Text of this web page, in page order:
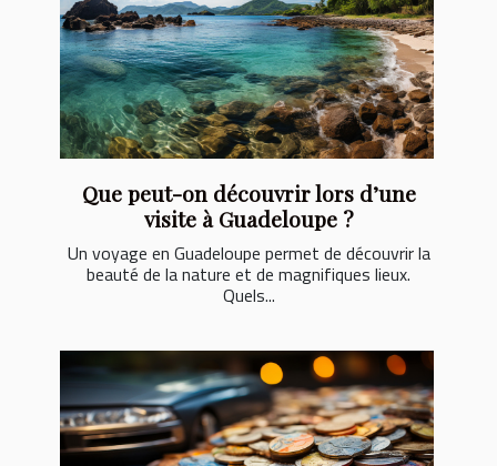
Que peut-on découvrir lors d’une
visite à Guadeloupe ?
Un voyage en Guadeloupe permet de découvrir la
beauté de la nature et de magnifiques lieux.
Quels...